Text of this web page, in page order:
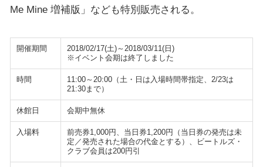
Me Mine 増補版」なども特別販売される。
開催期間
2018/02/17(土)～2018/03/11(日)
※イベント会期は終了しました
時間
11:00～20:00（土・日は入場時間帯指定、2/23は
21:30まで）
休館日 会期中無休
入場料
前売券1,000円、当日券1,200円（当日券の発売は未
定／発売された場合の代金とする）、ビートルズ・
クラブ会員は200円引